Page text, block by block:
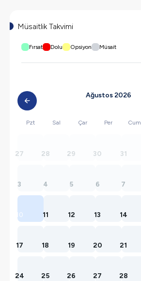
Müsaitlik Takvimi
Fırsat Dolu Opsiyon Müsait
Ağustos 2026
Pzt Sal Çar Per Cum
27 28 29 30 31
3 4 5 6 7
10 11 12 13 14
17 18 19 20 21
24 25 26 27 28